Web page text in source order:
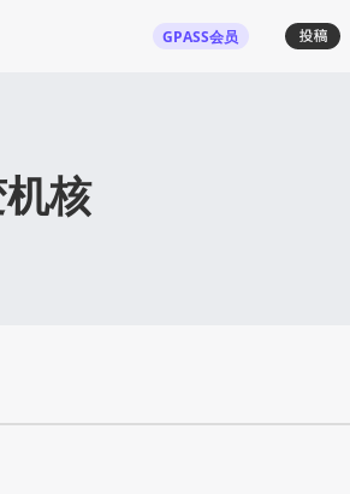
GPASS会员
核